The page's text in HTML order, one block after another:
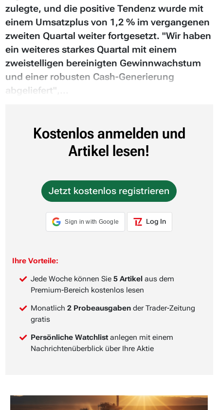
zulegte, und die positive Tendenz wurde mit
einem Umsatzplus von 1,2 % im vergangenen
zweiten Quartal weiter fortgesetzt. "Wir haben
ein weiteres starkes Quartal mit einem
zweistelligen bereinigten Gewinnwachstum
und einer robusten Cash-Generierung
abgeliefert",...
Kostenlos anmelden und
Artikel lesen!
Jetzt kostenlos registrieren
Sign in with Google Log In
Ihre Vorteile:
Jede Woche können Sie 5 Artikel aus dem
Premium-Bereich kostenlos lesen
Monatlich 2 Probeausgaben der Trader-Zeitung
gratis
Persönliche Watchlist anlegen mit einem
Nachrichtenüberblick über Ihre Aktie